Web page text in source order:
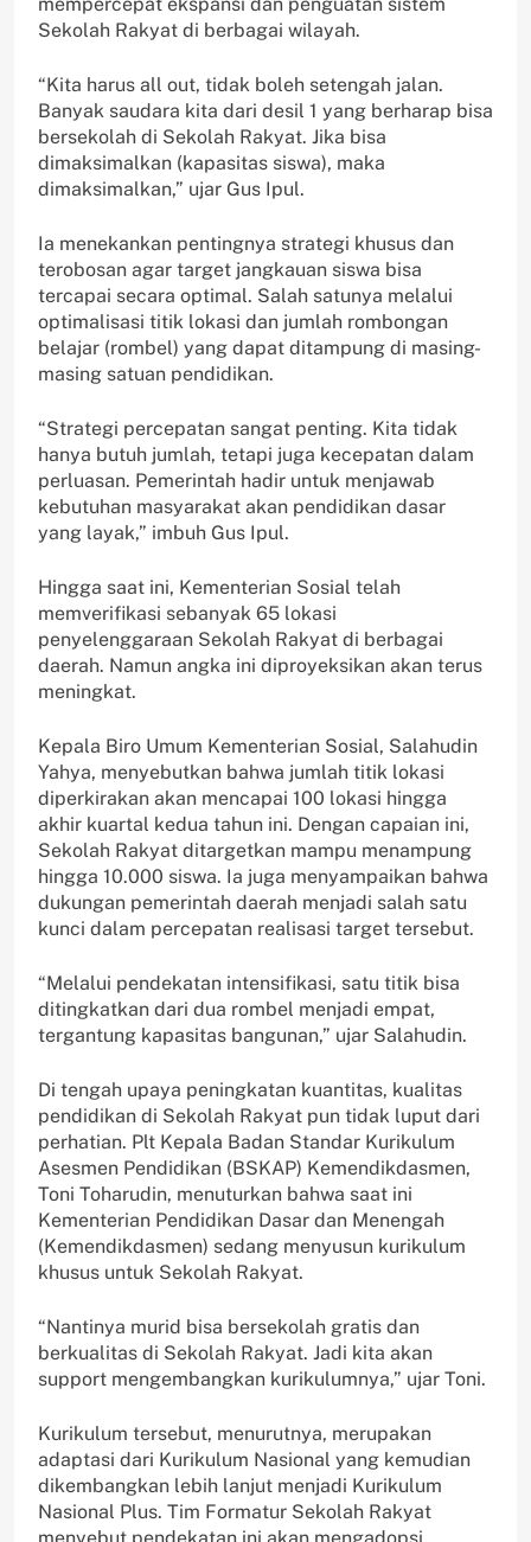
Sekolah Rakyat di berbagai wilayah.
“Kita harus all out, tidak boleh setengah jalan.
Banyak saudara kita dari desil 1 yang berharap bisa
bersekolah di Sekolah Rakyat. Jika bisa
dimaksimalkan (kapasitas siswa), maka
dimaksimalkan,” ujar Gus Ipul.
Ia menekankan pentingnya strategi khusus dan
terobosan agar target jangkauan siswa bisa
tercapai secara optimal. Salah satunya melalui
optimalisasi titik lokasi dan jumlah rombongan
belajar (rombel) yang dapat ditampung di masing-
masing satuan pendidikan.
“Strategi percepatan sangat penting. Kita tidak
hanya butuh jumlah, tetapi juga kecepatan dalam
perluasan. Pemerintah hadir untuk menjawab
kebutuhan masyarakat akan pendidikan dasar
yang layak,” imbuh Gus Ipul.
Hingga saat ini, Kementerian Sosial telah
memverifikasi sebanyak 65 lokasi
penyelenggaraan Sekolah Rakyat di berbagai
daerah. Namun angka ini diproyeksikan akan terus
meningkat.
Kepala Biro Umum Kementerian Sosial, Salahudin
Yahya, menyebutkan bahwa jumlah titik lokasi
diperkirakan akan mencapai 100 lokasi hingga
akhir kuartal kedua tahun ini. Dengan capaian ini,
Sekolah Rakyat ditargetkan mampu menampung
hingga 10.000 siswa. Ia juga menyampaikan bahwa
dukungan pemerintah daerah menjadi salah satu
kunci dalam percepatan realisasi target tersebut.
“Melalui pendekatan intensifikasi, satu titik bisa
ditingkatkan dari dua rombel menjadi empat,
tergantung kapasitas bangunan,” ujar Salahudin.
Di tengah upaya peningkatan kuantitas, kualitas
pendidikan di Sekolah Rakyat pun tidak luput dari
perhatian. Plt Kepala Badan Standar Kurikulum
Asesmen Pendidikan (BSKAP) Kemendikdasmen,
Toni Toharudin, menuturkan bahwa saat ini
Kementerian Pendidikan Dasar dan Menengah
(Kemendikdasmen) sedang menyusun kurikulum
khusus untuk Sekolah Rakyat.
“Nantinya murid bisa bersekolah gratis dan
berkualitas di Sekolah Rakyat. Jadi kita akan
support mengembangkan kurikulumnya,” ujar Toni.
Kurikulum tersebut, menurutnya, merupakan
adaptasi dari Kurikulum Nasional yang kemudian
dikembangkan lebih lanjut menjadi Kurikulum
Nasional Plus. Tim Formatur Sekolah Rakyat